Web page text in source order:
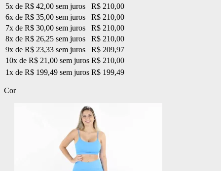
5x de R$ 42,00 sem juros
R$ 210,00
6x de R$ 35,00 sem juros
R$ 210,00
7x de R$ 30,00 sem juros
R$ 210,00
8x de R$ 26,25 sem juros
R$ 210,00
9x de R$ 23,33 sem juros
R$ 209,97
10x de R$ 21,00 sem juros R$ 210,00
1x de R$ 199,49 sem juros R$ 199,49
Cor